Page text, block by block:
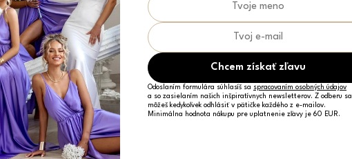
Chcem získať zľavu
Odoslaním formulára súhlasíš sa spracovaním osobných údajov
a so zasielaním našich inšpiratívnych newsletterov. Z odberu sa
môžeš kedykoľvek odhlásiť v pätičke každého z e-mailov.
Minimálna hodnota nákupu pre uplatnenie zľavy je 60 EUR.